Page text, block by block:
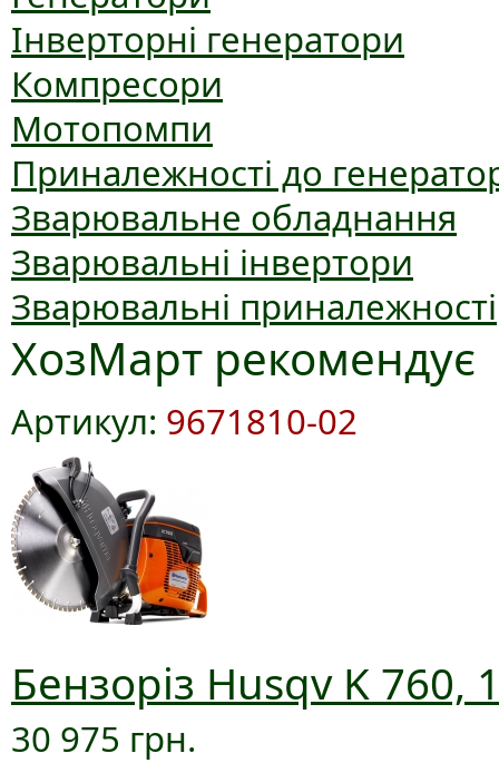
Інверторні генератори
Компресори
Мотопомпи
Приналежності до
Зварювальне обладнання
Зварювальні інвертори
Зварювальні приналежності
ХозМарт рекомендує
Артикул: 9671810-02
Бензоріз Husqv K 760,
30 975 грн.